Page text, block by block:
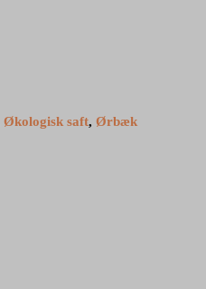
Økologisk saft, Ørbæk